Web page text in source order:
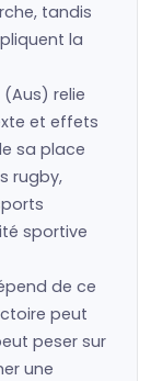
tandis
la
relie
et effets
sa place
rugby,
sportive
de ce
peut
peser sur
une